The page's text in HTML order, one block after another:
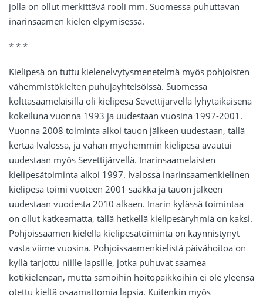
jolla on ollut merkittävä rooli mm. Suomessa puhuttavan
inarinsaamen kielen elpymisessä.
* * *
Kielipesä on tuttu kielenelvytysmenetelmä myös pohjoisten
vähemmistökielten puhujayhteisöissä. Suomessa
kolttasaamelaisilla oli kielipesä Sevettijärvellä lyhytaikaisena
kokeiluna vuonna 1993 ja uudestaan vuosina 1997-2001.
Vuonna 2008 toiminta alkoi tauon jälkeen uudestaan, tällä
kertaa Ivalossa, ja vähän myöhemmin kielipesä avautui
uudestaan myös Sevettijärvellä. Inarinsaamelaisten
kielipesätoiminta alkoi 1997. Ivalossa inarinsaamenkielinen
kielipesä toimi vuoteen 2001 saakka ja tauon jälkeen
uudestaan vuodesta 2010 alkaen. Inarin kylässä toimintaa
on ollut katkeamatta, tällä hetkellä kielipesäryhmiä on kaksi.
Pohjoissaamen kielellä kielipesätoiminta on käynnistynyt
vasta viime vuosina. Pohjoissaamenkielistä päivähoitoa on
kyllä tarjottu niille lapsille, jotka puhuvat saamea
kotikielenään, mutta samoihin hoitopaikkoihin ei ole yleensä
otettu kieltä osaamattomia lapsia. Kuitenkin myös